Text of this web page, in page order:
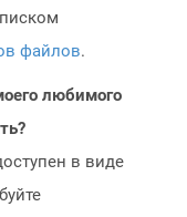
файлов.
любимого
в виде